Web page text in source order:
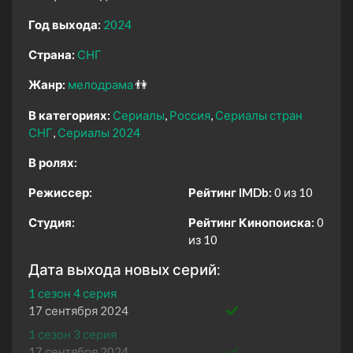
Год выхода: 2024
Страна: СНГ
Жанр: мелодрама👫
В категориях: Сериалы Россия Сериалы стран
СНГ Сериалы 2024
В ролях:
Режиссер:
Студия:
Рейтинг IMDb: 0 из 10
Рейтинг Кинопоиска: 0
из 10
Дата выхода новых серий:
1 сезон 4 серия
17 сентября 2024
1 сезон 3 серия